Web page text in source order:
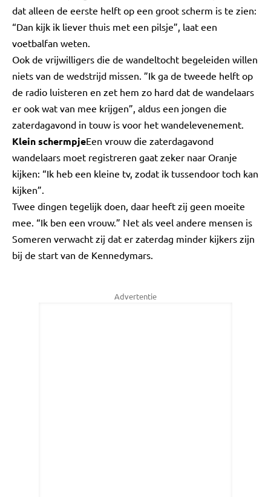
dat alleen de eerste helft op een groot scherm is te zien:
“Dan kijk ik liever thuis met een pilsje”, laat een
voetbalfan weten.
Ook de vrijwilligers die de wandeltocht begeleiden willen
niets van de wedstrijd missen. ”Ik ga de tweede helft op
de radio luisteren en zet hem zo hard dat de wandelaars
er ook wat van mee krijgen”, aldus een jongen die
zaterdagavond in touw is voor het wandelevenement.
Klein schermpjeEen vrouw die zaterdagavond
wandelaars moet registreren gaat zeker naar Oranje
kijken: “Ik heb een kleine tv, zodat ik tussendoor toch kan
kijken”.
Twee dingen tegelijk doen, daar heeft zij geen moeite
mee. “Ik ben een vrouw.” Net als veel andere mensen is
Someren verwacht zij dat er zaterdag minder kijkers zijn
bij de start van de Kennedymars.
Advertentie